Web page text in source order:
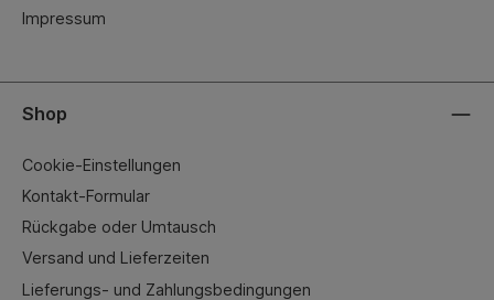
Impressum
Shop
Cookie-Einstellungen
Kontakt-Formular
Rückgabe oder Umtausch
Versand und Lieferzeiten
Lieferungs- und Zahlungsbedingungen